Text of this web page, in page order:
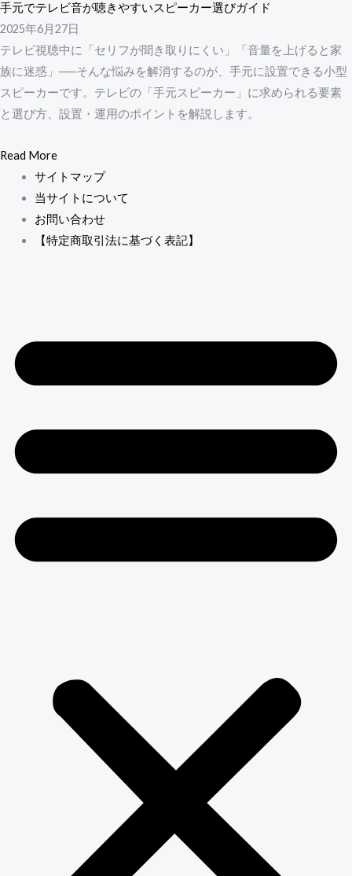
手元でテレビ音が聴きやすいスピーカー選びガイド
2025年6月27日
テレビ視聴中に「セリフが聞き取りにくい」「音量を上げると家
族に迷惑」──そんな悩みを解消するのが、手元に設置できる小型
スピーカーです。テレビの「手元スピーカー」に求められる要素
と選び方、設置・運用のポイントを解説します。
Read More
サイトマップ
当サイトについて
お問い合わせ
【特定商取引法に基づく表記】